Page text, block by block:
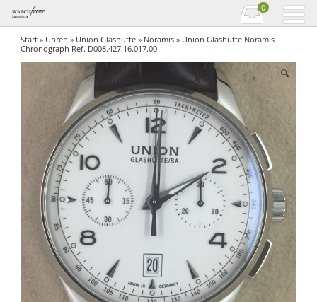
0
Start » Uhren » Union Glashütte » Noramis » Union Glashütte Noramis
Chronograph Ref. D008.427.16.017.00
🔍